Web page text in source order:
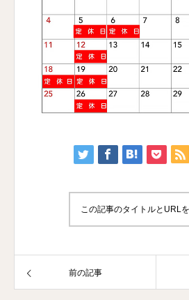
この記事のタイトルとURL
前の記事